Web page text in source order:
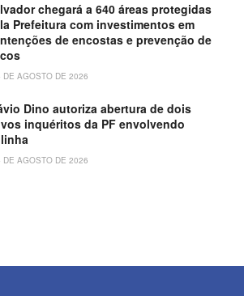
chegará a 640 áreas protegidas
Prefeitura com investimentos em
de encostas e prevenção de
DE AGOSTO DE 2026
Dino autoriza abertura de dois
inquéritos da PF envolvendo
DE AGOSTO DE 2026